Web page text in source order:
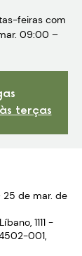
feiras com
09:00 –
terças
de mar. de
1111 -
001,